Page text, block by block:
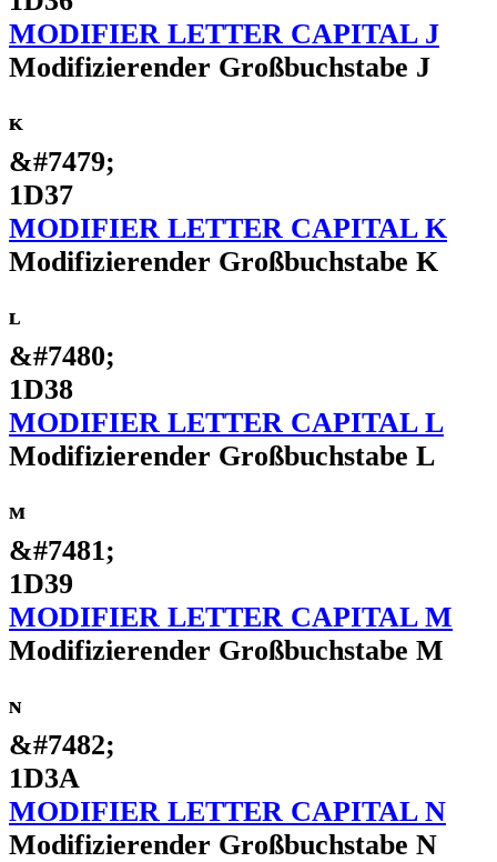
MODIFIER LETTER CAPITAL J
Modifizierender Großbuchstabe J
ᴷ
&#7479;
1D37
MODIFIER LETTER CAPITAL K
Modifizierender Großbuchstabe K
ᴸ
&#7480;
1D38
MODIFIER LETTER CAPITAL L
Modifizierender Großbuchstabe L
ᴹ
&#7481;
1D39
MODIFIER LETTER CAPITAL M
Modifizierender Großbuchstabe M
ᴺ
&#7482;
1D3A
MODIFIER LETTER CAPITAL N
Modifizierender Großbuchstabe N